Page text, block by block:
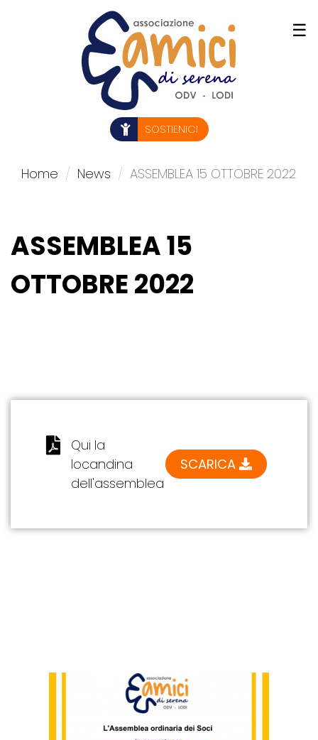
☰
SOSTIENICI
Home News ASSEMBLEA 15 OTTOBRE 2022
ASSEMBLEA 15
OTTOBRE 2022
Qui la
locandina
dell'assemblea
SCARICA